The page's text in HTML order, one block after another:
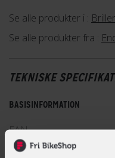
Holdbare materialer
konstruktion.
pasform, så brillen
Enkel og funktionel
Se alle produkter i : Briller
Se alle produkter fra :
TEKNISKE
BASISINFORMATION
EAN
5715738999964